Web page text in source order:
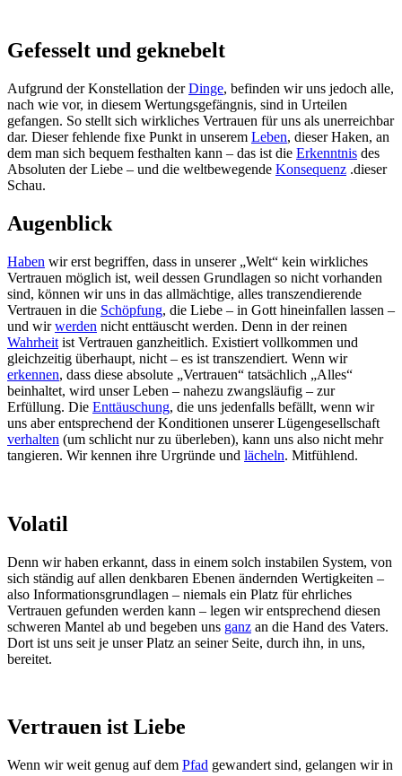
Gefesselt und geknebelt
Aufgrund der Konstellation derDinge, befinden wir uns jedoch alle,
nach wie vor, in diesem Wertungsgefängnis, sind in Urteilen
gefangen. So stellt sich wirkliches Vertrauen für uns als unerreichbar
dar. Dieser fehlende fixe Punkt in unserem Leben, dieser Haken, an
dem man sich bequem festhalten kann – das ist die Erkenntnis des
Absoluten der Liebe – und die weltbewegende Konsequenz .dieser
Schau.
Augenblick
Haben wir erst begriffen, dass in unserer „Welt“ kein wirkliches
Vertrauen möglich ist, weil dessen Grundlagen so nicht vorhanden
sind, können wir uns in das allmächtige, alles transzendierende
Vertrauen in die Schöpfung, die Liebe – in Gott hineinfallen lassen –
und wirwerden nicht enttäuscht werden. Denn in der reinen
Wahrheit ist Vertrauen ganzheitlich. Existiert vollkommen und
gleichzeitig überhaupt, nicht – es ist transzendiert. Wenn wir
erkennen, dass diese absolute „Vertrauen“ tatsächlich „Alles“
beinhaltet, wird unser Leben – nahezu zwangsläufig – zur
Erfüllung. Die Enttäuschung, die uns jedenfalls befällt, wenn wir
uns aber entsprechend der Konditionen unserer Lügengesellschaft
verhalten (um schlicht nur zu überleben), kann uns also nicht mehr
tangieren. Wir kennen ihre Urgründe und lächeln. Mitfühlend.
Volatil
Denn wir haben erkannt, dass in einem solch instabilen System, von
sich ständig auf allen denkbaren Ebenen ändernden Wertigkeiten –
also Informationsgrundlagen – niemals ein Platz für ehrliches
Vertrauen gefunden werden kann – legen wir entsprechend diesen
schweren Mantel ab und begeben uns ganz an die Hand des Vaters.
Dort ist uns seit je unser Platz an seiner Seite, durch ihn, in uns,
bereitet.
Vertrauen ist Liebe
Wenn wir weit genug auf dem Pfad gewandert sind, gelangen wir in